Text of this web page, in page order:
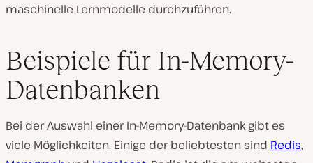
maschinelle Lernmodelle durchzuführen.
Beispiele für In-Memory-
Datenbanken
Bei der Auswahl einer In-Memory-Datenbank gibt es
viele Möglichkeiten. Einige der beliebtesten sind Redis,